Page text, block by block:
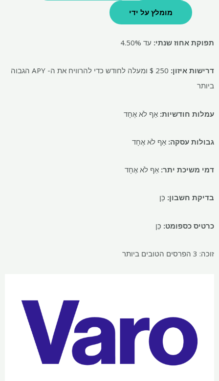
מומלץ על ידי
תפוקת אחוז שנתי: עד 4.50%
דרישות איזון:
250 $ ומעלה לחודש כדי להרוויח את ה- APY הגבוה
ביותר
עמלות חודשיות: אַף לֹא אֶחָד
גבולות עסקה: אַף לֹא אֶחָד
דמי משיכת יתר: אַף לֹא אֶחָד
בדיקת חשבון: כֵּן
כרטיס כספומט: כֵּן
זוכה: 3 הפרסים הטובים ביותר